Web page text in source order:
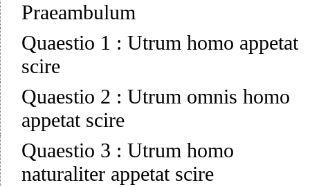
Praeambulum
Quaestio 1 : Utrum homo appetat
scire
Quaestio 2 : Utrum omnis homo
appetat scire
Quaestio 3 : Utrum homo
naturaliter appetat scire